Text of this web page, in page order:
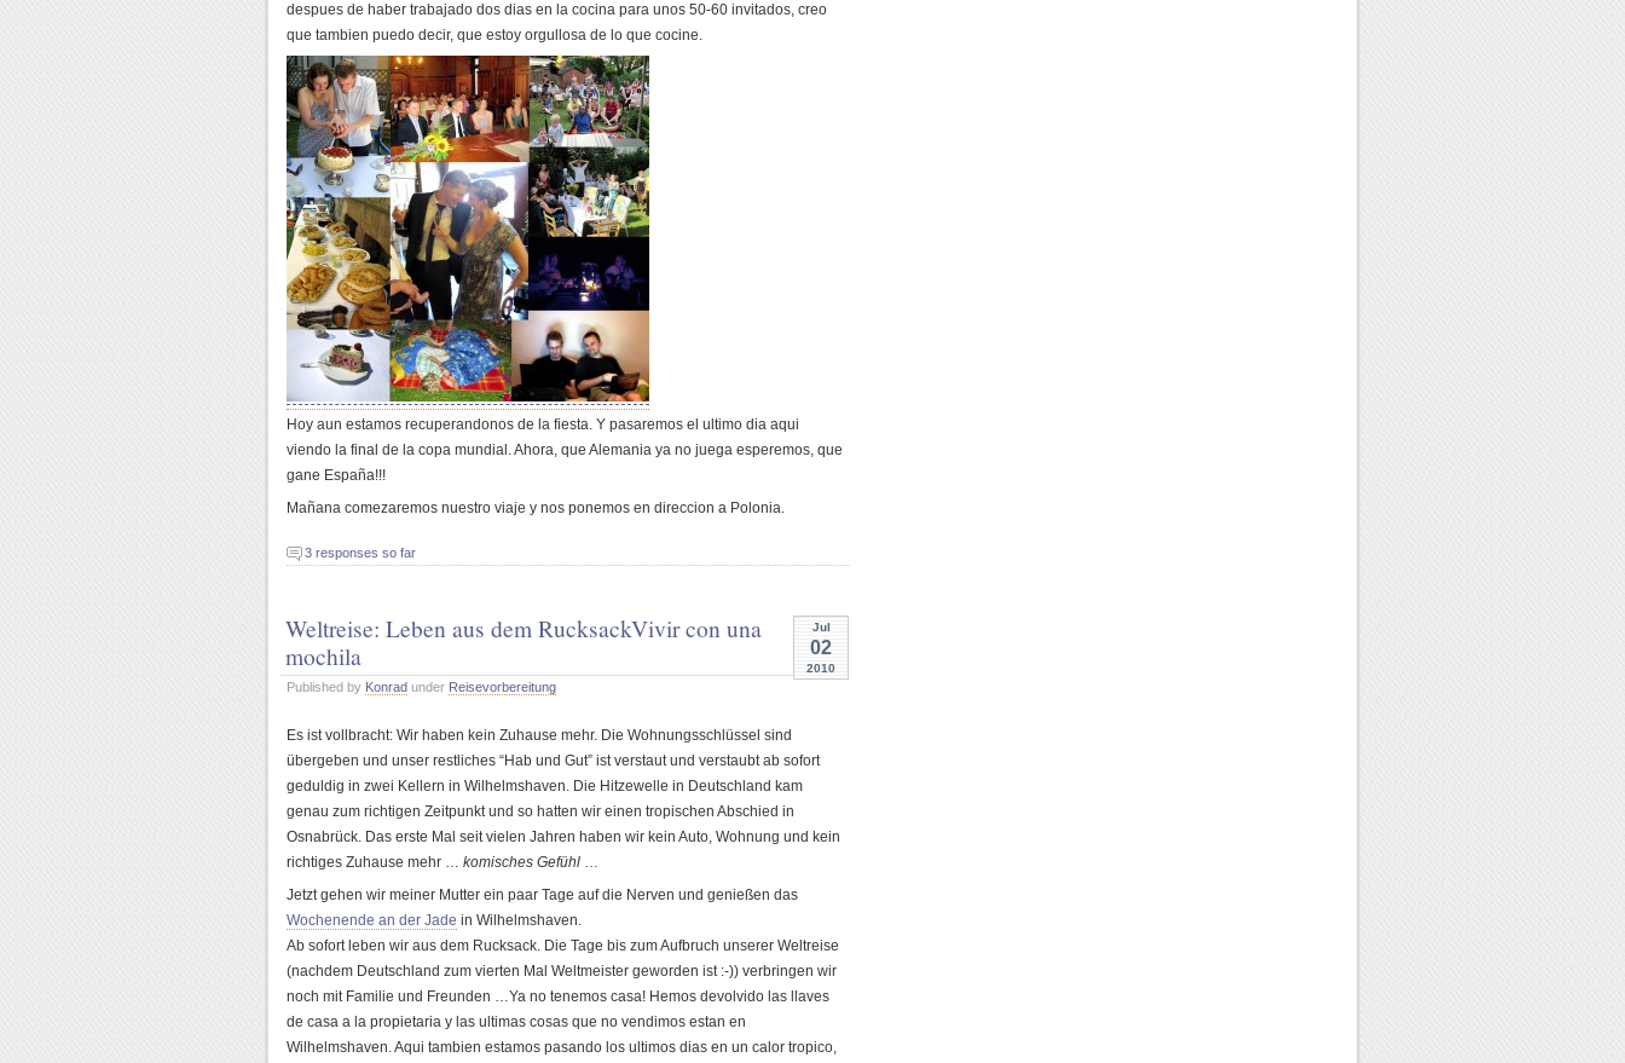
despues de haber trabajado dos dias en la cocina para unos 50-60 invitados, creo
que tambien puedo decir, que estoy orgullosa de lo que cocine.
Hoy aun estamos recuperandonos de la fiesta. Y pasaremos el ultimo dia aqui
viendo la final de la copa mundial. Ahora, que Alemania ya no juega esperemos, que
gane España!!!
Mañana comezaremos nuestro viaje y nos ponemos en direccion a Polonia.
3 responses so far
Jul
02
2010
Weltreise: Leben aus dem RucksackVivir con una
mochila
Published by Konrad under Reisevorbereitung
Es ist vollbracht: Wir haben kein Zuhause mehr. Die Wohnungsschlüssel sind
übergeben und unser restliches “Hab und Gut” ist verstaut und verstaubt ab sofort
geduldig in zwei Kellern in Wilhelmshaven. Die Hitzewelle in Deutschland kam
genau zum richtigen Zeitpunkt und so hatten wir einen tropischen Abschied in
Osnabrück. Das erste Mal seit vielen Jahren haben wir kein Auto, Wohnung und kein
richtiges Zuhause mehr … komisches Gefühl …
Jetzt gehen wir meiner Mutter ein paar Tage auf die Nerven und genießen das
Wochenende an der Jade in Wilhelmshaven.
Ab sofort leben wir aus dem Rucksack. Die Tage bis zum Aufbruch unserer Weltreise
(nachdem Deutschland zum vierten Mal Weltmeister geworden ist :-)) verbringen wir
noch mit Familie und Freunden …Ya no tenemos casa! Hemos devolvido las llaves
de casa a la propietaria y las ultimas cosas que no vendimos estan en
Wilhelmshaven. Aqui tambien estamos pasando los ultimos dias en un calor tropico,